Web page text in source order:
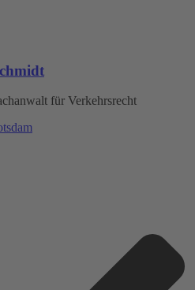
für Verkehrsrecht